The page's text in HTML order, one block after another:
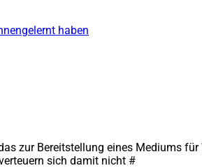
haben
zur Bereitstellung eines Mediums
sich damit nicht #